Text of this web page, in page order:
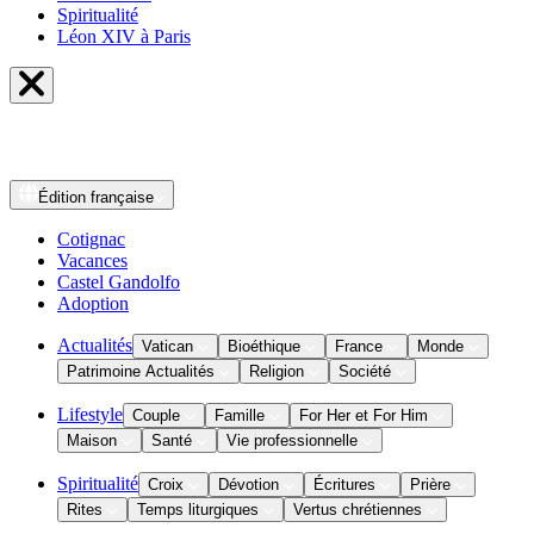
Spiritualité
Léon XIV à Paris
Édition française
Cotignac
Vacances
Castel Gandolfo
Adoption
Actualités Vatican Bioéthique France
Monde
Patrimoine Actualités
Religion Société
Lifestyle Couple Famille
For Her et For Him
Maison
Santé Vie professionnelle
Spiritualité Croix Dévotion Écritures
Prière
Rites
Temps liturgiques Vertus chrétiennes